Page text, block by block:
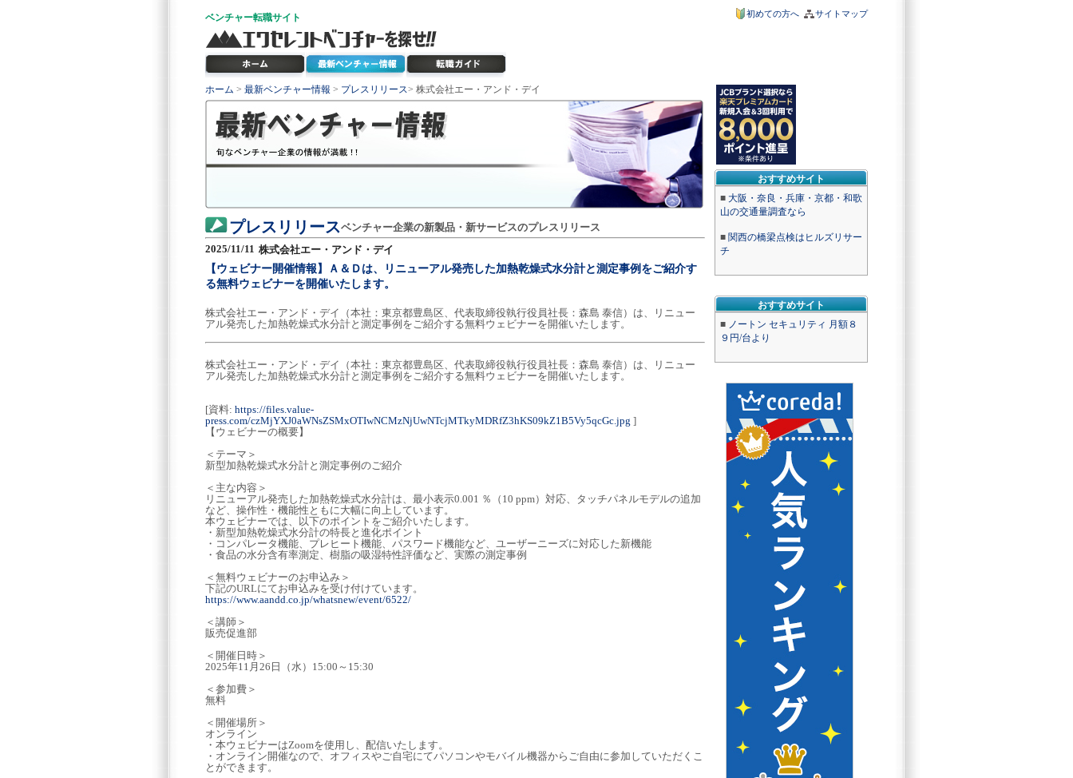
ベンチャー転職サイト サイトマップ
初めての方へ
おすすめサイト
■ 大阪・奈良・兵庫・京都・和歌
山の交通量調査なら
■ 関西の橋梁点検はヒルズリサー
チ
おすすめサイト
■ ノートン セキュリティ 月額８
９円/台より
ホーム > 最新ベンチャー情報 > プレスリリース> 株式会社エー・アンド・デイ
プレスリリースベンチャー企業の新製品・新サービスのプレスリリース
2025/11/11 株式会社エー・アンド・デイ
【ウェビナー開催情報】Ａ＆Ｄは、リニューアル発売した加熱乾燥式水分計と測定事例をご紹介す
る無料ウェビナーを開催いたします。
株式会社エー・アンド・デイ（本社：東京都豊島区、代表取締役執行役員社長：森島 泰信）は、リニュー
アル発売した加熱乾燥式水分計と測定事例をご紹介する無料ウェビナーを開催いたします。
株式会社エー・アンド・デイ（本社：東京都豊島区、代表取締役執行役員社長：森島 泰信）は、リニュー
アル発売した加熱乾燥式水分計と測定事例をご紹介する無料ウェビナーを開催いたします。
[資料: https://files.value-
press.com/czMjYXJ0aWNsZSMxOTIwNCMzNjUwNTcjMTkyMDRfZ3hKS09kZ1B5Vy5qcGc.jpg ]
【ウェビナーの概要】
＜テーマ＞
新型加熱乾燥式水分計と測定事例のご紹介
＜主な内容＞
リニューアル発売した加熱乾燥式水分計は、最小表示0.001 ％（10 ppm）対応、タッチパネルモデルの追加
など、操作性・機能性ともに大幅に向上しています。
本ウェビナーでは、以下のポイントをご紹介いたします。
・新型加熱乾燥式水分計の特長と進化ポイント
・コンパレータ機能、プレヒート機能、パスワード機能など、ユーザーニーズに対応した新機能
・食品の水分含有率測定、樹脂の吸湿特性評価など、実際の測定事例
＜無料ウェビナーのお申込み＞
下記のURLにてお申込みを受け付けています。
https://www.aandd.co.jp/whatsnew/event/6522/
＜講師＞
販売促進部
＜開催日時＞
2025年11月26日（水）15:00～15:30
＜参加費＞
無料
＜開催場所＞
オンライン
・本ウェビナーはZoomを使用し、配信いたします。
・オンライン開催なので、オフィスやご自宅にてパソコンやモバイル機器からご自由に参加していただくこ
とができます。